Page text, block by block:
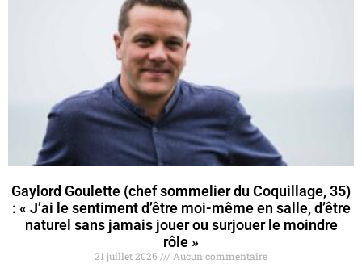
Gaylord Goulette (chef sommelier du Coquillage, 35)
: « J’ai le sentiment d’être moi-même en salle, d’être
naturel sans jamais jouer ou surjouer le moindre
rôle »
21 juillet 2026 Aucun commentaire